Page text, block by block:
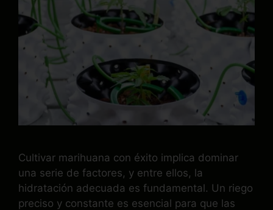
Cultivar marihuana con éxito implica dominar
una serie de factores, y entre ellos, la
hidratación adecuada es fundamental. Un riego
preciso y constante es esencial para que las